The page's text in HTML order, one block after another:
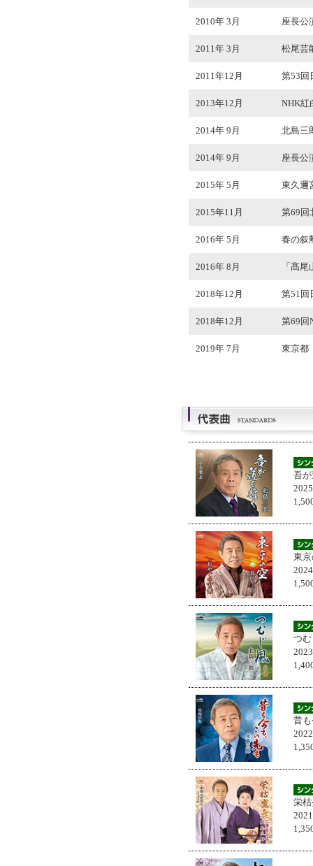
2010年 3月 座長公
2011年 3月 松尾芸
2011年12月 第53回
2013年12月 NHK紅
2014年 9月 北島三
2014年 9月 座長公
2015年 5月 東久邇
2015年11月 第69回
2016年 5月 春の叙
2016年 8月 「髙
2018年12月 第51回
2018年12月 第69回
2019年 7月 東京都
吾
東
つ
昔
栄